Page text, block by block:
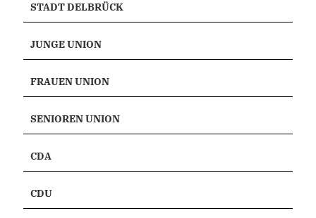
STADT DELBRÜCK
JUNGE UNION
FRAUEN UNION
SENIOREN UNION
CDA
CDU